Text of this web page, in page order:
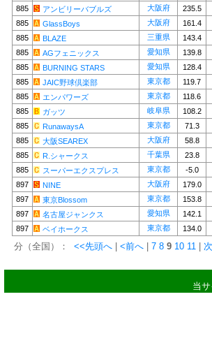
885
アンビリーバブルズ 大阪府
235.5
885
GlassBoys 大阪府
161.4
885
BLAZE 三重県
143.4
885
AGフェニックス 愛知県
139.8
885
BURNING STARS 愛知県
128.4
885
JAIC野球倶楽部 東京都
119.7
885
エンパワーズ 東京都
118.6
885
ガッツ 岐阜県
108.2
885
RunawaysA 東京都
71.3
885
大阪SEAREX 大阪府
58.8
885
R.シャークス 千葉県
23.8
885
スーパーエクスプレス 東京都
-5.0
897
NINE 大阪府
179.0
897
東京Blossom 東京都
153.8
897
名古屋ジャンクス 愛知県
142.1
897
ベイホークス 東京都 134.0
分（全国）： <<先頭へ <前へ 7 8 9 10 11
当